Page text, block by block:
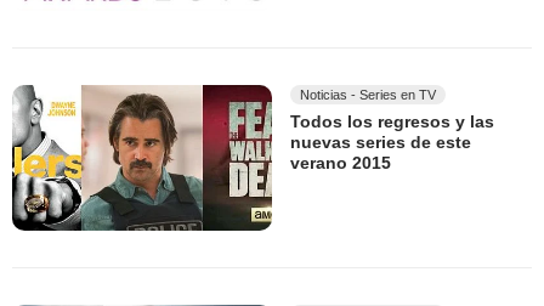
Noticias - Series en TV
Todos los regresos y las
nuevas series de este
verano 2015